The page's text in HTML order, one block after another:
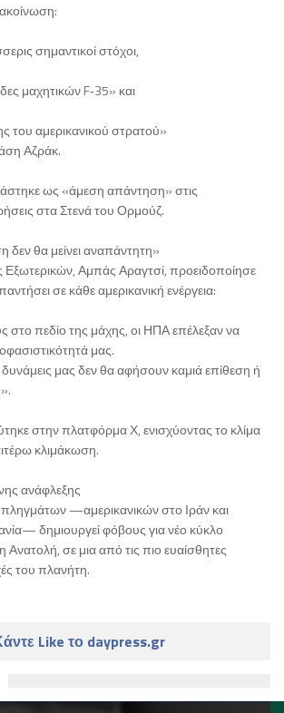
σημαντικοί στόχοι,
μαχητικών F‑35» και
του αμερικανικού στρατού»
Αζράκ.
ως «άμεση απάντηση» στις
στα Στενά του Ορμούζ.
δεν θα μείνει αναπάντητη»
Αμπάς Αραγτσί, προειδοποίησε
σε κάθε αμερικανική ενέργεια:
στο πεδίο της μάχης, οι ΗΠΑ επέλεξαν να
μας.
μας δεν θα αφήσουν καμιά επίθεση ή
στην πλατφόρμα Χ, ενισχύοντας το κλίμα
κλιμάκωση.
ανάφλεξης
—αμερικανικών στο Ιράν και
δημιουργεί φόβους για νέο κύκλο
σε μια από τις πιο ευαίσθητες
του πλανήτη.
Like το daypress.gr